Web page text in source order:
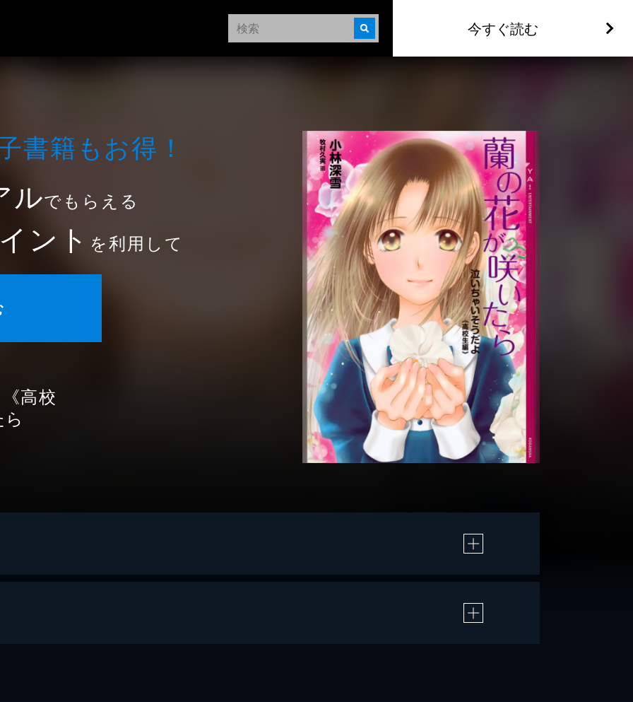
今すぐ読む
書籍もお得！
ルでもらえる
ント を利用して
高校